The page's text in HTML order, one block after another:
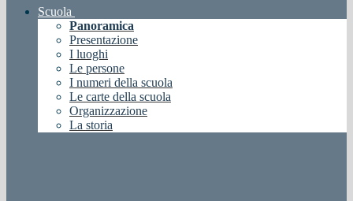
Scuola
Panoramica
Presentazione
I luoghi
Le persone
I numeri della scuola
Le carte della scuola
Organizzazione
La storia